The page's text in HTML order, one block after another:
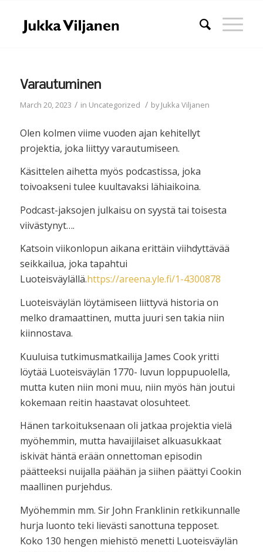
Varautuminen
March 20, 2023 / in Uncategorized / byJukka Viljanen
Olen kolmen viime vuoden ajan kehitellyt
projektia, joka liittyy varautumiseen.
Käsittelen aihetta myös podcastissa, joka
toivoakseni tulee kuultavaksi lähiaikoina.
Podcast-jaksojen julkaisu on syystä tai toisesta
viivästynyt….
Katsoin viikonlopun aikana erittäin viihdyttävää
seikkailua, joka tapahtui
Luoteisväylällä.https://areena.yle.fi/1-4300878
Luoteisväylän löytämiseen liittyvä historia on
melko dramaattinen, mutta juuri sen takia niin
kiinnostava.
Kuuluisa tutkimusmatkailija James Cook yritti
löytää Luoteisväylän 1770- luvun loppupuolella,
mutta kuten niin moni muu, niin myös hän joutui
kokemaan reitin haastavat olosuhteet.
Hänen tarkoituksenaan oli jatkaa projektia vielä
myöhemmin, mutta havaijilaiset alkuasukkaat
iskivät häntä erään onnettoman episodin
päätteeksi nuijalla päähän ja siihen päättyi Cookin
maallinen purjehdus.
Myöhemmin mm. Sir John Franklinin retkikunnalle
hurja luonto teki lievästi sanottuna tepposet.
Koko 130 hengen miehistö menetti Luoteisväylän